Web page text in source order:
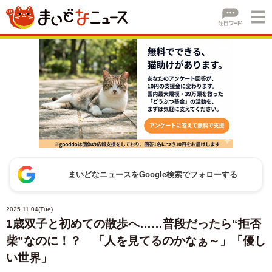
まいどなニュースをGoogle検索でフォローする
2025.11.04(Tue)
1歳双子と初めての散歩へ……普段だったら“拒否
柴”なのに！？ 「人を見てるのかなぁ～」「優し
い世界」